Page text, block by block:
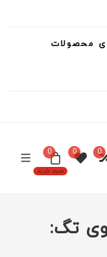
محصولات
0
0
سبد خرید
0
تگ: